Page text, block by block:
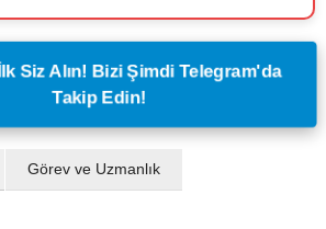
Siz Alın! Bizi Şimdi Telegram'da
Takip Edin!
Görev ve Uzmanlık